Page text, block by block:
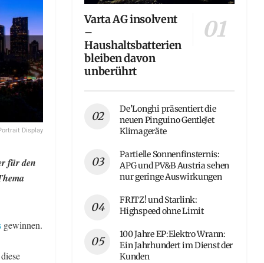
Display
für den
gewinnen.
Varta AG insolvent
–
Haushaltsbatterien
bleiben davon
unberührt
De’Longhi präsentiert die
neuen Pinguino GentleJet
Klimageräte
Partielle Sonnenfinsternis:
APG und PV&B Austria sehen
nur geringe Auswirkungen
FRITZ! und Starlink:
Highspeed ohne Limit
100 Jahre EP:Elektro Wrann:
Ein Jahrhundert im Dienst der
Kunden